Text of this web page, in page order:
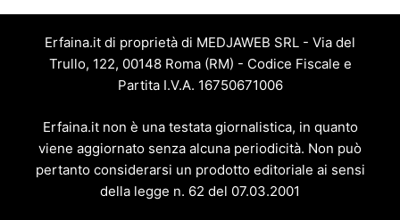
Erfaina.it di proprietà di MEDJAWEB SRL - Via del
Trullo, 122, 00148 Roma (RM) - Codice Fiscale e
Partita I.V.A. 16750671006
Erfaina.it non è una testata giornalistica, in quanto
viene aggiornato senza alcuna periodicità. Non può
pertanto considerarsi un prodotto editoriale ai sensi
della legge n. 62 del 07.03.2001